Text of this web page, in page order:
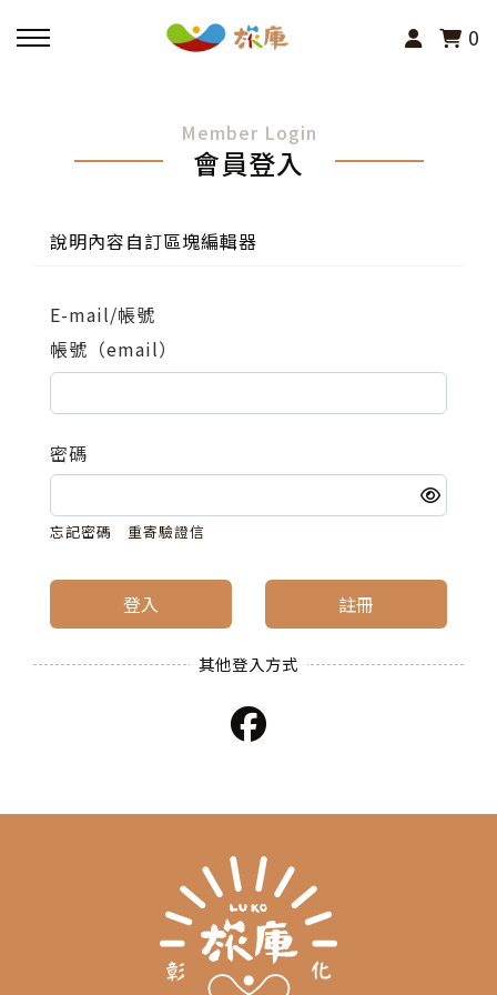
0
小旅行及主題導覽
講座、體驗與課程
其他活動
Member Login
會員登入
說明內容自訂區塊編輯器
E-mail/帳號
帳號（email）
密碼
忘記密碼 重寄驗證信
登入 註冊